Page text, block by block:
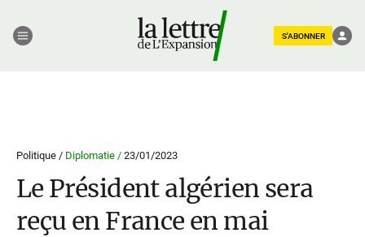
S'ABONNER
Politique / Diplomatie / 23/01/2023
Le Président algérien sera
reçu en France en mai